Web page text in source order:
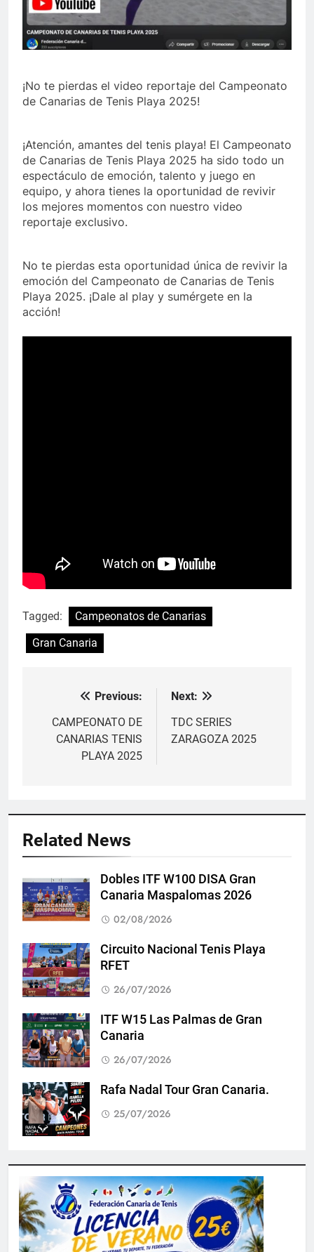
¡No te pierdas el video reportaje del Campeonato
de Canarias de Tenis Playa 2025!
¡Atención, amantes del tenis playa! El Campeonato
de Canarias de Tenis Playa 2025 ha sido todo un
espectáculo de emoción, talento y juego en
equipo, y ahora tienes la oportunidad de revivir
los mejores momentos con nuestro video
reportaje exclusivo.
No te pierdas esta oportunidad única de revivir la
emoción del Campeonato de Canarias de Tenis
Playa 2025. ¡Dale al play y sumérgete en la
acción!
Tagged:
Campeonatos de Canarias
Gran Canaria
Navegación
de
entradas
Previous:
CAMPEONATO DE
CANARIAS TENIS
PLAYA 2025
Next:
TDC SERIES
ZARAGOZA 2025
Related News
Dobles ITF W100 DISA Gran
Canaria Maspalomas 2026
02/08/2026
Circuito Nacional Tenis Playa
RFET
26/07/2026
ITF W15 Las Palmas de Gran
Canaria
26/07/2026
Rafa Nadal Tour Gran Canaria.
25/07/2026